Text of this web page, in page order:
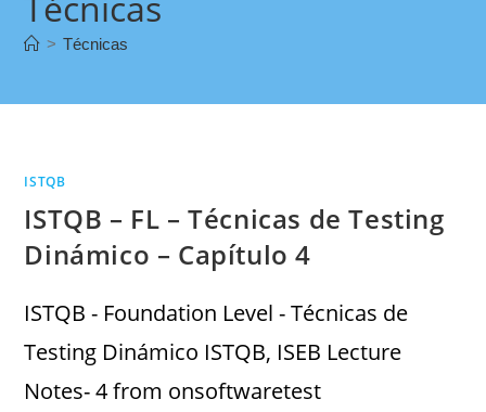
> Técnicas
ISTQB
ISTQB – FL – Técnicas de Testing
Dinámico – Capítulo 4
ISTQB - Foundation Level - Técnicas de
Testing Dinámico ISTQB, ISEB Lecture
Notes- 4 from onsoftwaretest